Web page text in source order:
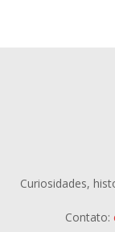
Curiosidades,
Contato: